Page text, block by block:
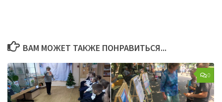
ВАМ МОЖЕТ ТАКЖЕ ПОНРАВИТЬСЯ...
0